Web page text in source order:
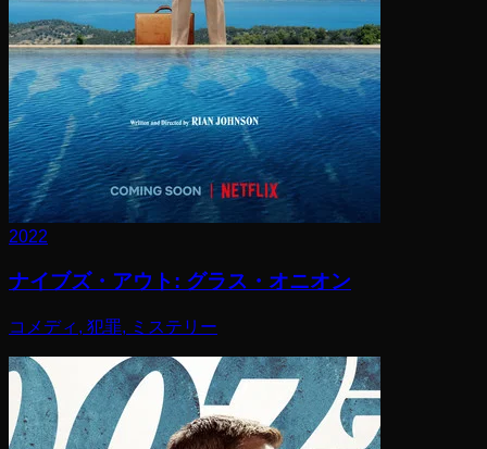
2022
ナイブズ・アウト: グラス・オニオン
コメディ, 犯罪, ミステリー